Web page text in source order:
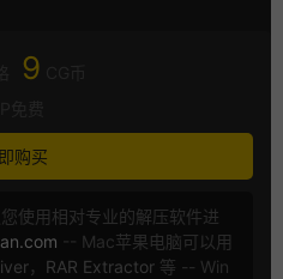
9
购买
使用相对专业的解压软件进
-- Mac苹果电脑可以用
， RAR Extractor 等 -- Win